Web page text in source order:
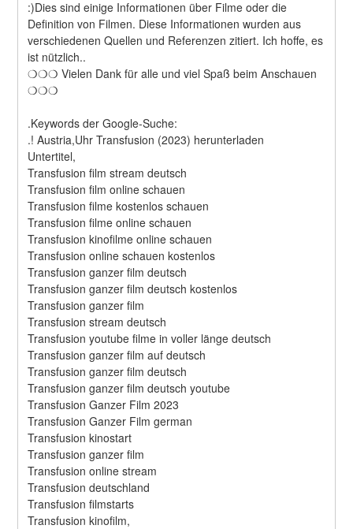
:)Dies sind einige Informationen über Filme oder die
Definition von Filmen. Diese Informationen wurden aus
verschiedenen Quellen und Referenzen zitiert. Ich hoffe, es
ist nützlich..
❍❍❍ Vielen Dank für alle und viel Spaß beim Anschauen
❍❍❍
.Keywords der Google-Suche:
.! Austria,Uhr Transfusion (2023) herunterladen
Untertitel,
Transfusion film stream deutsch
Transfusion film online schauen
Transfusion filme kostenlos schauen
Transfusion filme online schauen
Transfusion kinofilme online schauen
Transfusion online schauen kostenlos
Transfusion ganzer film deutsch
Transfusion ganzer film deutsch kostenlos
Transfusion ganzer film
Transfusion stream deutsch
Transfusion youtube filme in voller länge deutsch
Transfusion ganzer film auf deutsch
Transfusion ganzer film deutsch
Transfusion ganzer film deutsch youtube
Transfusion Ganzer Film 2023
Transfusion Ganzer Film german
Transfusion kinostart
Transfusion ganzer film
Transfusion online stream
Transfusion deutschland
Transfusion filmstarts
Transfusion kinofilm,